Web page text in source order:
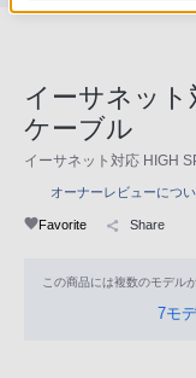
イーサネット
ケーブル
イーサネット対応 HIGH
オーナーレビューにつ
Favorite Share
この商品には複数のモデル
7モ